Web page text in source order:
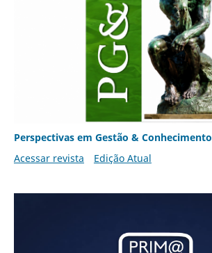
Perspectivas em Gestão & Conhecimento
Acessar revista
Edição Atual